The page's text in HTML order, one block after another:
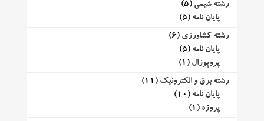
رشته شیمی (5)
پایان نامه (5)
رشته کشاورزی (6)
پایان نامه (5)
پروپوزال (1)
رشته برق و الکترونیک (11)
پایان نامه (10)
پروژه (1)